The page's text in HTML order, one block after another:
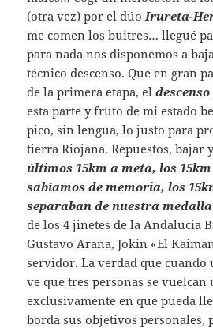
(otra vez) por el dúoIrureta-
me comen los buitres… llegué
para nada nos disponemos a
técnico descenso. Que en gran
de la primera etapa, el
esta parte y fruto de mi estado
pico, sin lengua, lo justo para
tierra Riojana. Repuestos, bajar
últimos 15km a meta, los
sabíamos de memoria, los
separaban de nuestra medalla
de los 4 jinetes de la Andalucia
Gustavo Arana, Jokin «El
servidor. La verdad que cuando
ve que tres personas se vuelcan
exclusivamente en que pueda
borda sus objetivos personales,